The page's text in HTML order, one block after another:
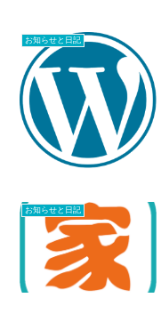
お知らせと日記
お知らせと日記